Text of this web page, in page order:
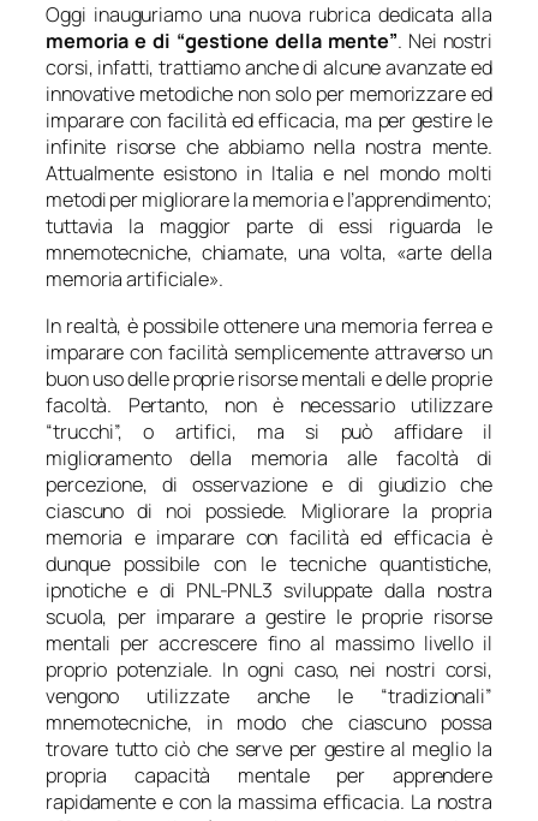
Oggi inauguriamo una nuova rubrica dedicata alla
memoria e di “gestione della mente”. Nei nostri
corsi, infatti, trattiamo anche di alcune avanzate ed
innovative metodiche non solo per memorizzare ed
imparare con facilità ed efficacia, ma per gestire le
infinite risorse che abbiamo nella nostra mente.
Attualmente esistono in Italia e nel mondo molti
metodi per migliorare la memoria e l’apprendimento;
tuttavia la maggior parte di essi riguarda le
mnemotecniche, chiamate, una volta, «arte della
memoria artificiale».
In realtà, è possibile ottenere una memoria ferrea e
imparare con facilità semplicemente attraverso un
buon uso delle proprie risorse mentali e delle proprie
facoltà. Pertanto, non è necessario utilizzare
“trucchi”, o artifici, ma si può affidare il
miglioramento della memoria alle facoltà di
percezione, di osservazione e di giudizio che
ciascuno di noi possiede. Migliorare la propria
memoria e imparare con facilità ed efficacia è
dunque possibile con le tecniche quantistiche,
ipnotiche e di PNL-PNL3 sviluppate dalla nostra
scuola, per imparare a gestire le proprie risorse
mentali per accrescere fino al massimo livello il
proprio potenziale. In ogni caso, nei nostri corsi,
vengono utilizzate anche le “tradizionali”
mnemotecniche, in modo che ciascuno possa
trovare tutto ciò che serve per gestire al meglio la
propria capacità mentale per apprendere
rapidamente e con la massima efficacia. La nostra